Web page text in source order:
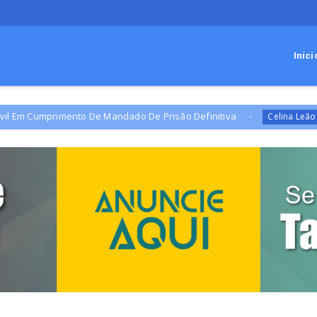
De Mandado De Prisão Definitiva Celina Leão Campanha